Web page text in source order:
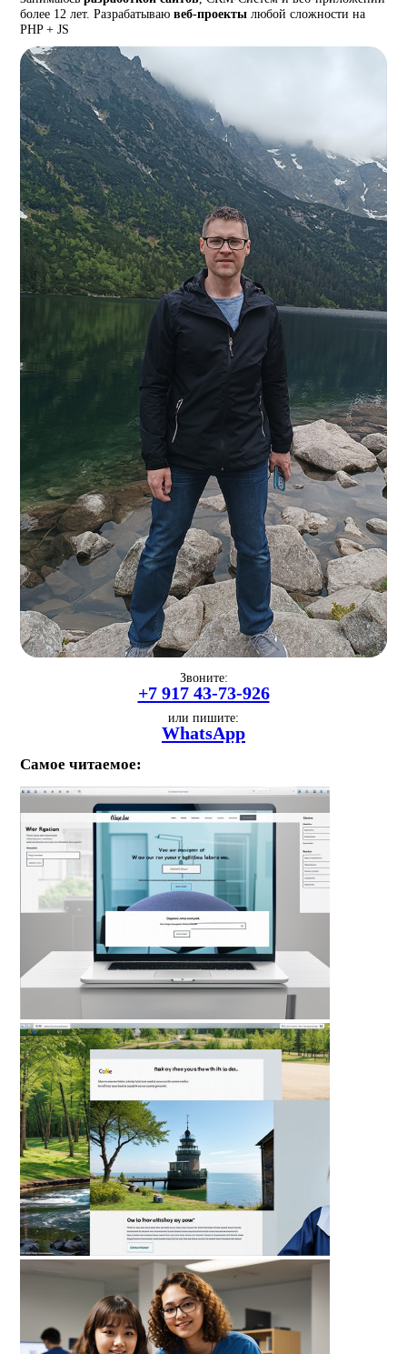
более 12 лет. Разрабатываювеб-проекты любой сложности на
PHP + JS
Звоните:
+7 917 43-73-926
или пишите:
WhatsApp
Самое читаемое: